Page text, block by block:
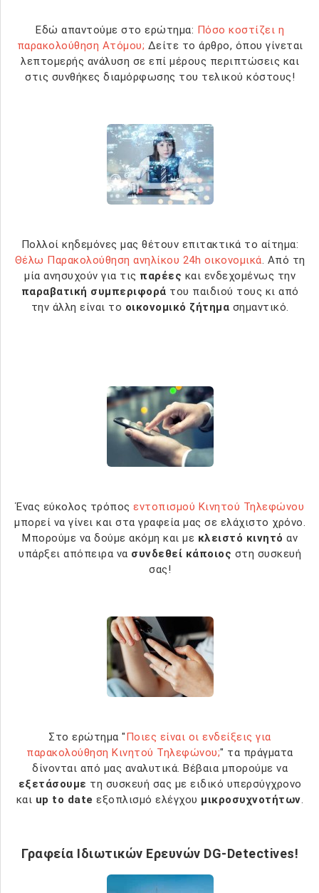
Εδώ απαντούμε στο ερώτημα: Πόσο κοστίζει η
παρακολούθηση Ατόμου; Δείτε το άρθρο, όπου γίνεται
λεπτομερής ανάλυση σε επί μέρους περιπτώσεις και
στις συνθήκες διαμόρφωσης του τελικού κόστους!
Πολλοί κηδεμόνες μας θέτουν επιτακτικά το αίτημα:
Θέλω Παρακολούθηση ανηλίκου 24h οικονομικά. Από τη
μία ανησυχούν για τις παρέες και ενδεχομένως την
παραβατική συμπεριφορά του παιδιού τους κι από
την άλλη είναι το οικονομικό ζήτημα σημαντικό.
Ένας εύκολος τρόπος εντοπισμού Κινητού Τηλεφώνου
μπορεί να γίνει και στα γραφεία μας σε ελάχιστο χρόνο.
Μπορούμε να δούμε ακόμη και με κλειστό κινητό αν
υπάρξει απόπειρα να συνδεθεί κάποιος στη συσκευή
σας!
Στο ερώτημα "Ποιες είναι οι ενδείξεις για
παρακολούθηση Κινητού Τηλεφώνου;" τα πράγματα
δίνονται από μας αναλυτικά. Βέβαια μπορούμε να
εξετάσουμε τη συσκευή σας με ειδικό υπερσύγχρονο
και up to date εξοπλισμό ελέγχου μικροσυχνοτήτων.
Γραφεία Ιδιωτικών Ερευνών DG-Detectives!